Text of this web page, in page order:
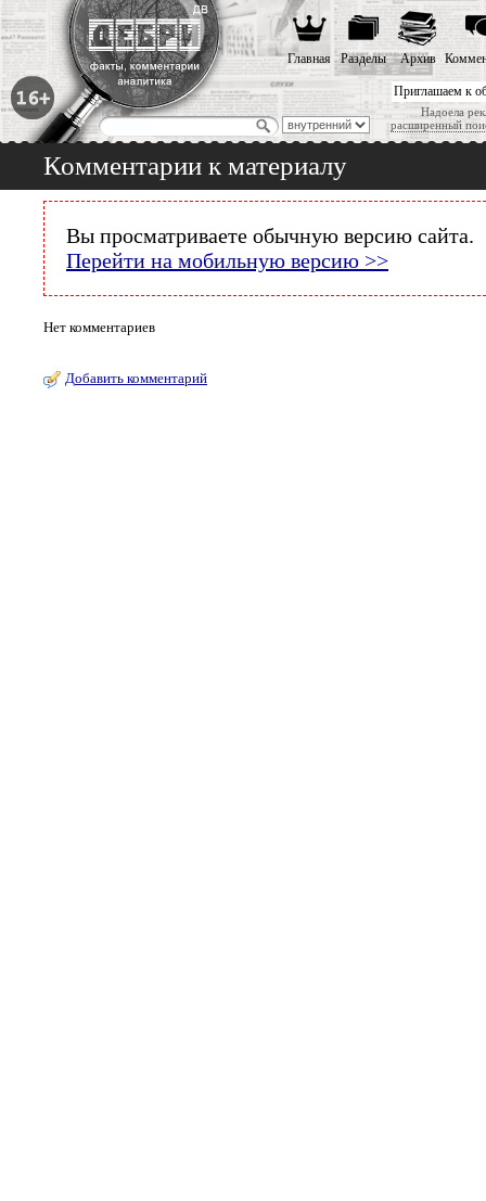
Приглашаем к
Надоела
расширенный
Главная Разделы Архив
Комментарии к материалу
Вы просматриваете обычную версию сайта.
Перейти на мобильную версию >>
Нет комментариев
Добавить комментарий